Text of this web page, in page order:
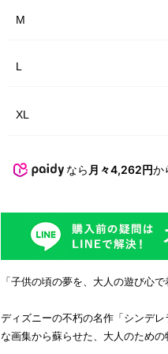
M
L
XL
なら 月々4,262円か
「子供の頃の夢を、大人の遊び心で
ディズニーの不朽の名作「シンデ
な画集から蘇らせた、大人のための